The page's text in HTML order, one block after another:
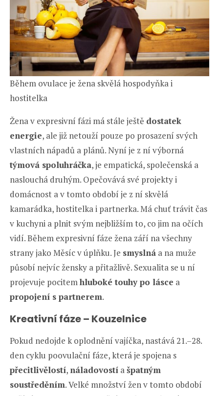
Během ovulace je žena skvělá hospodyňka i
hostitelka
Žena v expresivní fázi má stále ještě dostatek
energie, ale již netouží pouze po prosazení svých
vlastních nápadů a plánů. Nyní je z ní výborná
týmová spoluhráčka, je empatická, společenská a
naslouchá druhým. Opečovává své projekty i
domácnost a v tomto období je z ní skvělá
kamarádka, hostitelka i partnerka. Má chuť trávit čas
v kuchyni a plnit svým nejbližším to, co jim na očích
vidí. Během expresivní fáze žena září na všechny
strany jako Měsíc v úplňku. Je smyslná a na muže
působí nejvíc žensky a přitažlivě. Sexualita se u ní
projevuje pocitemhluboké touhy po lásce a
propojení s partnerem.
Kreativní fáze – Kouzelnice
Pokud nedojde k oplodnění vajíčka, nastává 21.–28.
den cyklu poovulační fáze, která je spojena s
přecitlivělostí, náladovostí ašpatným
soustředěním. Velké množství žen v tomto období